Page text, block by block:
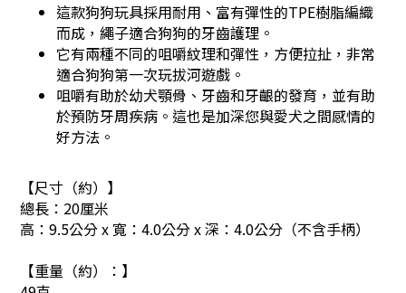
這款狗狗玩具採用耐用、富有彈性的TPE樹脂編織
而成，繩子適合狗狗的牙齒護理。
它有兩種不同的咀嚼紋理和彈性，方便拉扯，非常
適合狗狗第一次玩拔河遊戲。
咀嚼有助於幼犬顎骨、牙齒和牙齦的發育，並有助
於預防牙周疾病。這也是加深您與愛犬之間感情的
好方法。
【尺寸（約）】
總長：20厘米
高：9.5公分 x 寬：4.0公分 x 深：4.0公分（不含手柄）
【重量（約）：】